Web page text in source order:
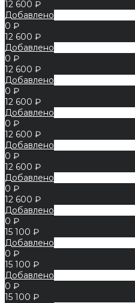
12 600 ₽
Добавлено
0 ₽
12 600 ₽
Добавлено
0 ₽
12 600 ₽
Добавлено
0 ₽
12 600 ₽
Добавлено
0 ₽
12 600 ₽
Добавлено
0 ₽
12 600 ₽
Добавлено
0 ₽
12 600 ₽
Добавлено
0 ₽
15 100 ₽
Добавлено
0 ₽
15 100 ₽
Добавлено
0 ₽
15 100 ₽